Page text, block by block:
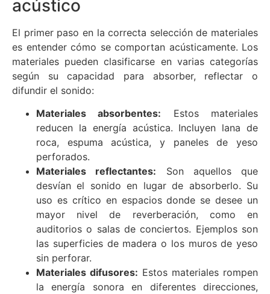
acústico
El primer paso en la correcta selección de materiales
es entender cómo se comportan acústicamente. Los
materiales pueden clasificarse en varias categorías
según su capacidad para absorber, reflectar o
difundir el sonido:
Materiales absorbentes: Estos materiales
reducen la energía acústica. Incluyen lana de
roca, espuma acústica, y paneles de yeso
perforados.
Materiales reflectantes: Son aquellos que
desvían el sonido en lugar de absorberlo. Su
uso es crítico en espacios donde se desee un
mayor nivel de reverberación, como en
auditorios o salas de conciertos. Ejemplos son
las superficies de madera o los muros de yeso
sin perforar.
Materiales difusores: Estos materiales rompen
la energía sonora en diferentes direcciones,